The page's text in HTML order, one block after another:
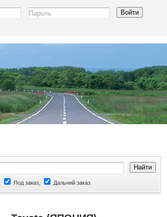
Под заказ, Дальний заказ.